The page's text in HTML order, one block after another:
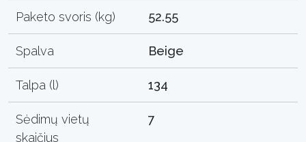
Paketo svoris (kg) 52.55
Spalva Beige
Talpa (l) 134
Sėdimų vietų
skaičius
7